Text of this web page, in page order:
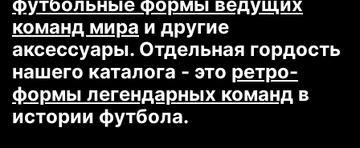
футбольные формы ведущих
команд мира и другие
аксессуары. Отдельная гордость
нашего каталога - это ретро-
формы легендарных команд в
истории футбола.